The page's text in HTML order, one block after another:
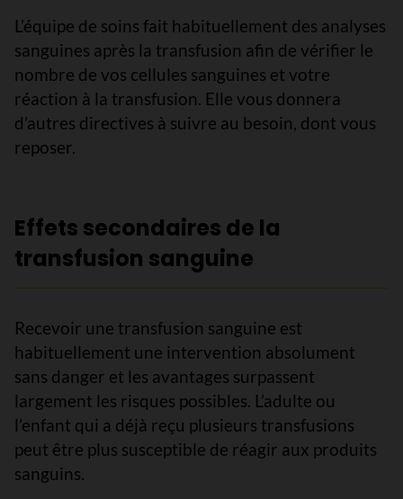
L’équipe de soins fait habituellement des analyses
sanguines après la transfusion afin de vérifier le
nombre de vos cellules sanguines et votre
réaction à la transfusion. Elle vous donnera
d’autres directives à suivre au besoin, dont vous
reposer.
Effets secondaires de la
transfusion sanguine
Recevoir une transfusion sanguine est
habituellement une intervention absolument
sans danger et les avantages surpassent
largement les risques possibles. L’adulte ou
l’enfant qui a déjà reçu plusieurs transfusions
peut être plus susceptible de réagir aux produits
sanguins.